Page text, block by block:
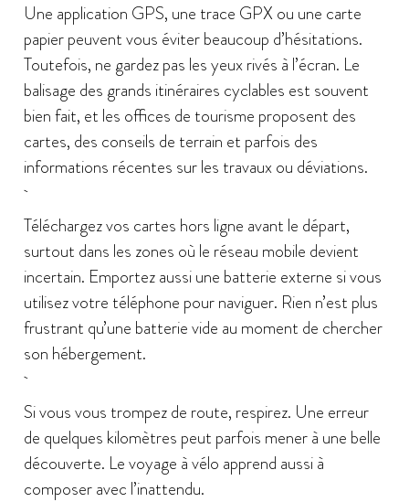
Une application GPS, une trace GPX ou une carte
papier peuvent vous éviter beaucoup d’hésitations.
Toutefois, ne gardez pas les yeux rivés à l’écran. Le
balisage des grands itinéraires cyclables est souvent
bien fait, et les offices de tourisme proposent des
cartes, des conseils de terrain et parfois des
informations récentes sur les travaux ou déviations.
Téléchargez vos cartes hors ligne avant le départ,
surtout dans les zones où le réseau mobile devient
incertain. Emportez aussi une batterie externe si vous
utilisez votre téléphone pour naviguer. Rien n’est plus
frustrant qu’une batterie vide au moment de chercher
son hébergement.
Si vous vous trompez de route, respirez. Une erreur
de quelques kilomètres peut parfois mener à une belle
découverte. Le voyage à vélo apprend aussi à
composer avec l’inattendu.